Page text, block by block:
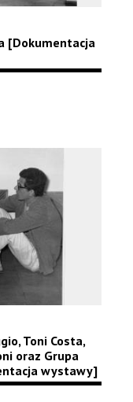
[Dokumentacja
Toni Costa,
oraz Grupa
wystawy]